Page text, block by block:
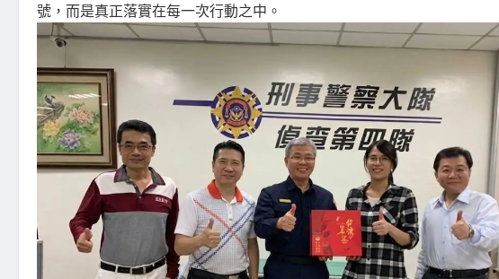
號，而是真正落實在每一次行動之中。